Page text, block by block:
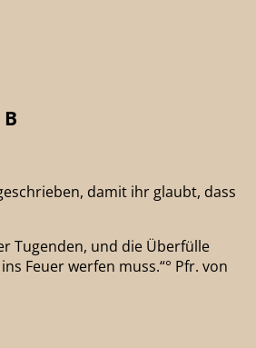
damit ihr glaubt, dass
Tugenden, und die Überfülle
Feuer werfen muss.“° Pfr. von